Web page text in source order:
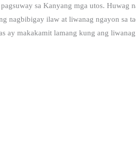
sa Kanyang mga utos. Huwag
nagbibigay ilaw at liwanag ngayon sa
ay makakamit lamang kung ang